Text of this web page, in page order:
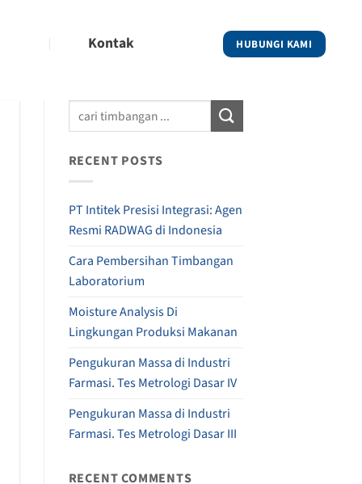
Kontak HUBUNGI KAMI
RECENT POSTS
PT Intitek Presisi Integrasi: Agen
Resmi RADWAG di Indonesia
Cara Pembersihan Timbangan
Laboratorium
Moisture Analysis Di
Lingkungan Produksi Makanan
Pengukuran Massa di Industri
Farmasi. Tes Metrologi Dasar IV
Pengukuran Massa di Industri
Farmasi. Tes Metrologi Dasar III
RECENT COMMENTS